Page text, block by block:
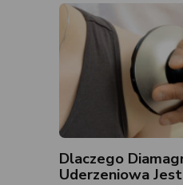
Dlaczego
Uderzeniowa